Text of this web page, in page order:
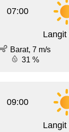
07:00
Langit
Barat, 7 m/s
31 %
09:00
Langit